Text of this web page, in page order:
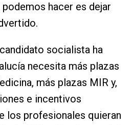
hacer es dejar
socialista ha
necesita más plazas
más plazas MIR y,
e incentivos
los profesionales quieran